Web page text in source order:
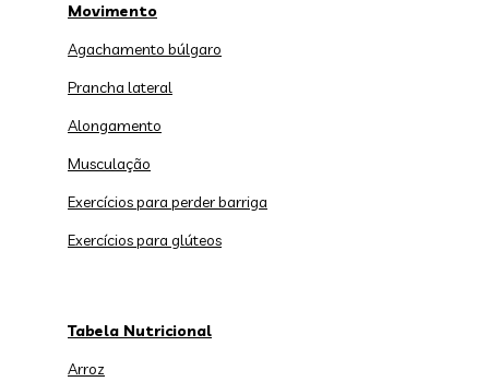
Movimento
Agachamento búlgaro
Prancha lateral
Alongamento
Musculação
Exercícios para perder barriga
Exercícios para glúteos
Tabela Nutricional
Arroz